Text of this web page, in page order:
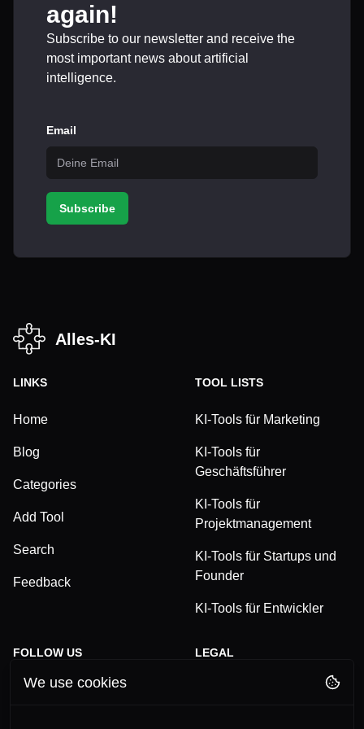
again!
Subscribe to our newsletter and receive the
most important news about artificial
intelligence.
Email
Subscribe
Alles-KI
LINKS
Home
Blog
Categories
Add Tool
Search
Feedback
TOOL LISTS
KI-Tools für Marketing
KI-Tools für
Geschäftsführer
KI-Tools für
Projektmanagement
KI-Tools für Startups und
Founder
KI-Tools für Entwickler
FOLLOW US
TikTok
LEGAL
We use cookies